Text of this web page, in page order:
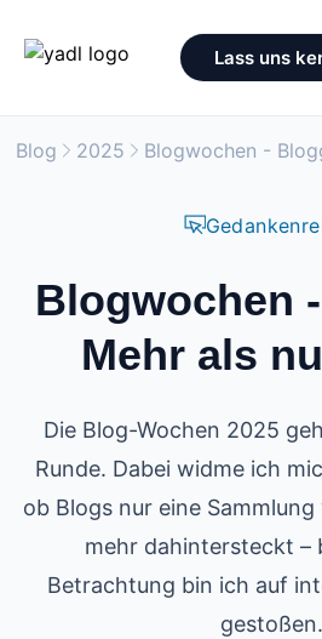
Lass uns
Blog 2025 Blogwochen -
Blogwochen
Mehr als
Die Blog-Wochen 2025
Runde. Dabei widme ich
ob Blogs nur eine
mehr dahintersteckt –
Betrachtung bin ich auf
gestoßen.